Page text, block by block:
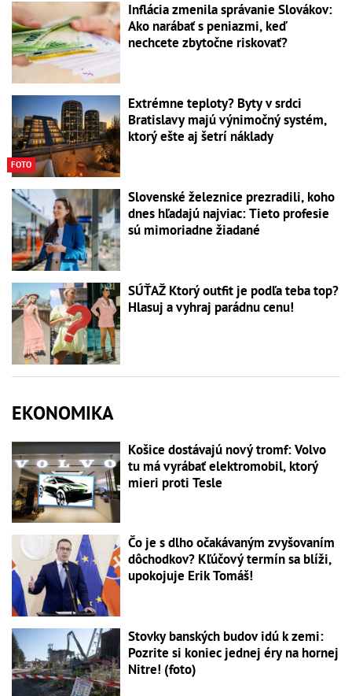
Inflácia zmenila správanie Slovákov:
Ako narábať s peniazmi, keď
nechcete zbytočne riskovať?
FOTO
Extrémne teploty? Byty v srdci
Bratislavy majú výnimočný systém,
ktorý ešte aj šetrí náklady
Slovenské železnice prezradili, koho
dnes hľadajú najviac: Tieto profesie
sú mimoriadne žiadané
SÚŤAŽ Ktorý outfit je podľa teba top?
Hlasuj a vyhraj parádnu cenu!
EKONOMIKA
Košice dostávajú nový tromf: Volvo
tu má vyrábať elektromobil, ktorý
mieri proti Tesle
Čo je s dlho očakávaným zvyšovaním
dôchodkov? Kľúčový termín sa blíži,
upokojuje Erik Tomáš!
Stovky banských budov idú k zemi:
Pozrite si koniec jednej éry na hornej
Nitre! (foto)